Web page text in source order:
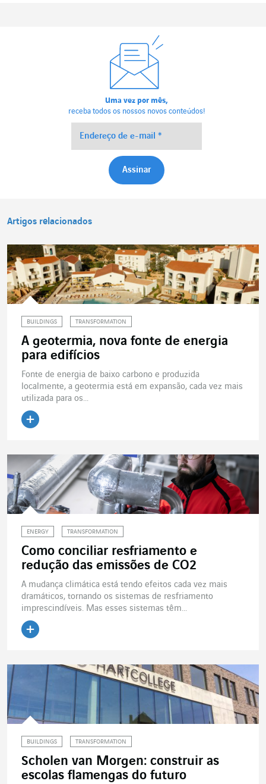
Uma vez por mês,
receba todos os nossos novos conteúdos!
Artigos relacionados
BUILDINGS TRANSFORMATION
A geotermia, nova fonte de energia
para edifícios
Fonte de energia de baixo carbono e produzida
localmente, a geotermia está em expansão, cada vez mais
utilizada para os...
ENERGY TRANSFORMATION
Como conciliar resfriamento e
redução das emissões de CO2
A mudança climática está tendo efeitos cada vez mais
dramáticos, tornando os sistemas de resfriamento
imprescindíveis. Mas esses sistemas têm...
BUILDINGS TRANSFORMATION
Scholen van Morgen: construir as
escolas flamengas do futuro